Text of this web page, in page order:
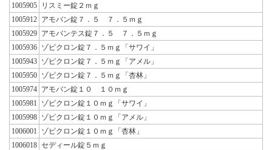
1005905
リスミー錠２ｍｇ
1005912 アモバン錠７．５ ７．５ｍｇ
1005929 アモバンテス錠７．５ ７．５ｍｇ
1005936 ゾピクロン錠７．５ｍｇ「サワイ」
1005943 ゾピクロン錠７．５ｍｇ「アメル」
1005950 ゾピクロン錠７．５ｍｇ「杏林」
1005974 アモバン錠１０ １０ｍｇ
1005981
ゾピクロン錠１０ｍｇ「サワイ」
1005998 ゾピクロン錠１０ｍｇ「アメル」
1006001
ゾピクロン錠１０ｍｇ「杏林」
1006018 セディール錠５ｍｇ